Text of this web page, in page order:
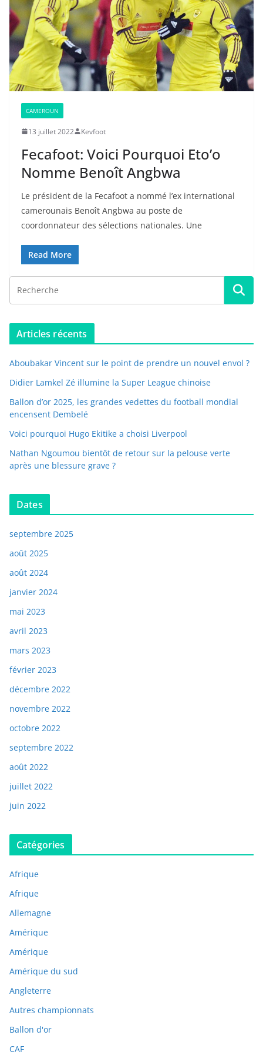
CAMEROUN
13 juillet 2022 Kevfoot
Fecafoot: Voici Pourquoi Eto’o
Nomme Benoît Angbwa
Le président de la Fecafoot a nommé l’ex international
camerounais Benoît Angbwa au poste de
coordonnateur des sélections nationales. Une
Read More
Articles récents
Aboubakar Vincent sur le point de prendre un nouvel envol ?
Didier Lamkel Zé illumine la Super League chinoise
Ballon d’or 2025, les grandes vedettes du football mondial
encensent Dembelé
Voici pourquoi Hugo Ekitike a choisi Liverpool
Nathan Ngoumou bientôt de retour sur la pelouse verte
après une blessure grave ?
Dates
septembre 2025
août 2025
août 2024
janvier 2024
mai 2023
avril 2023
mars 2023
février 2023
décembre 2022
novembre 2022
octobre 2022
septembre 2022
août 2022
juillet 2022
juin 2022
Catégories
Afrique
Afrique
Allemagne
Amérique
Amérique
Amérique du sud
Angleterre
Autres championnats
Ballon d'or
CAF